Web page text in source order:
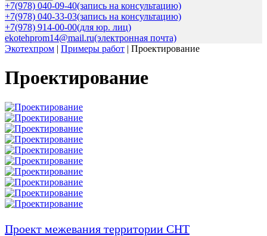
+7(978) 040-09-40(запись на консультацию)
+7(978) 040-33-03(запись на консультацию)
+7(978) 914-00-00(для юр. лиц)
ekotehprom14@mail.ru(электронная почта)
Экотехпром | Примеры работ | Проектирование
Проектирование
Проект межевания территории СНТ